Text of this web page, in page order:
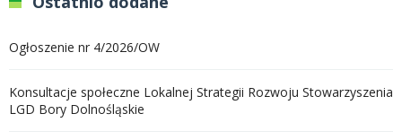
Ogłoszenie nr 4/2026/OW
Konsultacje społeczne Lokalnej Strategii Rozwoju Stowarzyszenia
LGD Bory Dolnośląskie